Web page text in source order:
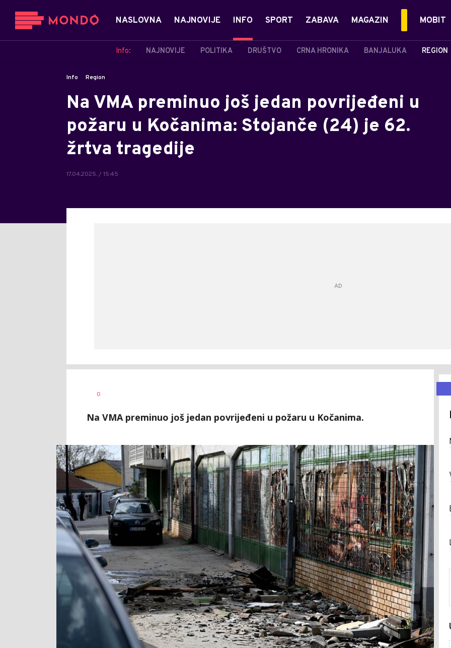
NASLOVNA NAJNOVIJE INFO
Info: NAJNOVIJE POLITIKA DRUŠTVO CRNA HRONIKA BANJALUKA REGION
SPORT ZABAVA MAGAZIN MOBIT
Info Region
Na VMA preminuo još jedan povrijeđeni u
požaru u Kočanima: Stojanče (24) je 62.
žrtva tragedije
17.04.2025. / 15:45
AUTOR
0
Na VMA preminuo još jedan povrijeđeni u požaru u Kočanima.